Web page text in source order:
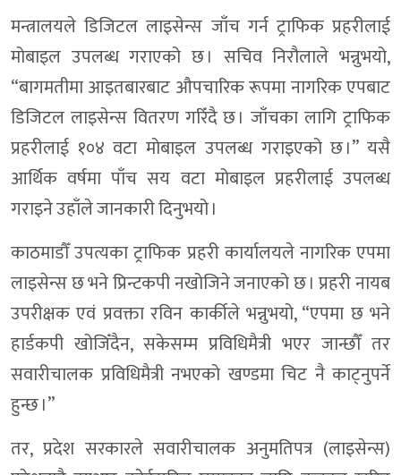
मन्त्रालयले डिजिटल लाइसेन्स जाँच गर्न ट्राफिक प्रहरीलाई
मोबाइल उपलब्ध गराएको छ । सचिव निरौलाले भन्नुभयो,
“बागमतीमा आइतबारबाट औपचारिक रूपमा नागरिक एपबाट
डिजिटल लाइसेन्स वितरण गरिँदै छ । जाँचका लागि ट्राफिक
प्रहरीलाई १०४ वटा मोबाइल उपलब्ध गराइएको छ ।” यसै
आर्थिक वर्षमा पाँच सय वटा मोबाइल प्रहरीलाई उपलब्ध
गराइने उहाँले जानकारी दिनुभयो ।
काठमाडौँ उपत्यका ट्राफिक प्रहरी कार्यालयले नागरिक एपमा
लाइसेन्स छ भने प्रिन्टकपी नखोजिने जनाएको छ । प्रहरी नायब
उपरीक्षक एवं प्रवक्ता रविन कार्कीले भन्नुभयो, “एपमा छ भने
हार्डकपी खोजिँदैन, सकेसम्म प्रविधिमैत्री भएर जान्छौँ तर
सवारीचालक प्रविधिमैत्री नभएको खण्डमा चिट नै काट्नुपर्ने
हुन्छ ।”
तर, प्रदेश सरकारले सवारीचालक अनुमतिपत्र (लाइसेन्स)